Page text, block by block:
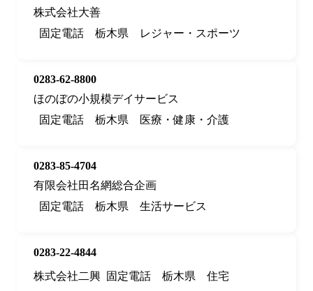
株式会社大善
固定電話
栃木県 レジャー・スポーツ
0283-62-8800
ほのぼの小規模デイサービス
固定電話
栃木県 医療・健康・介護
0283-85-4704
有限会社田名網総合企画
固定電話
栃木県 生活サービス
0283-22-4844
株式会社二興 固定電話 栃木県 住宅